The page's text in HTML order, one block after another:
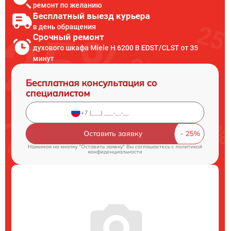
ремонт по желанию
Бесплатный выезд курьера
в день обращения
Срочный ремонт
духового шкафа Miele H 6200 B EDST/CLST от 35
минут
Бесплатная консультация со
специалистом
Оставить заявку
Нажимая на кнопку "Оставить заявку" Вы соглашаетесь cполитикой
конфиденциальности